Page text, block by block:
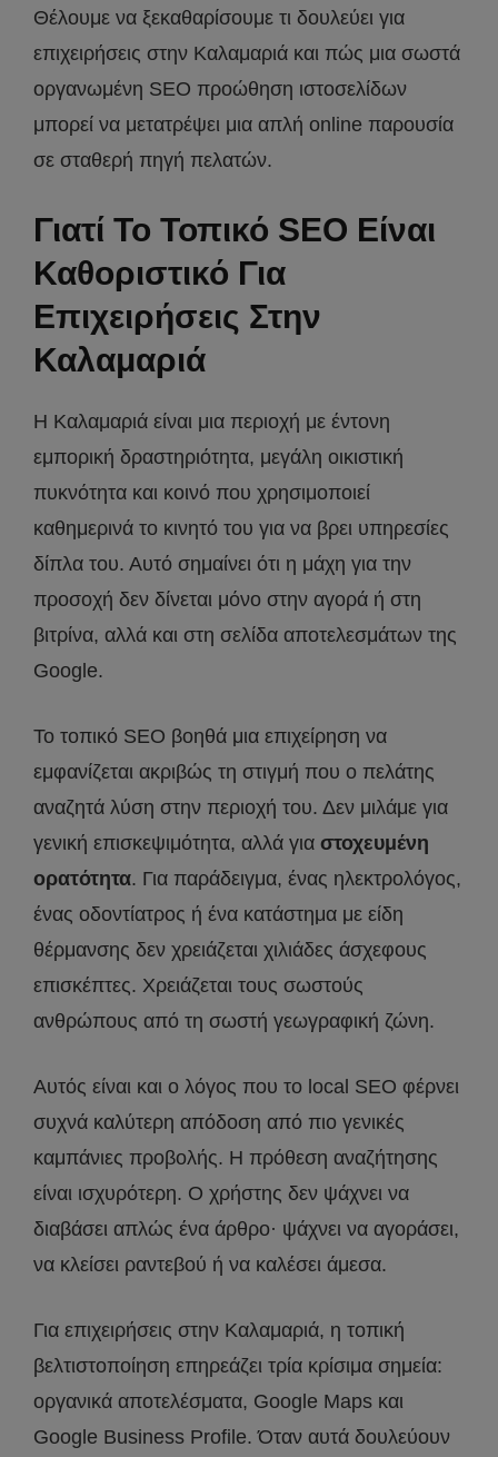
Θέλουμε να ξεκαθαρίσουμε τι δουλεύει για
επιχειρήσεις στην Καλαμαριά και πώς μια σωστά
οργανωμένη SEO προώθηση ιστοσελίδων
μπορεί να μετατρέψει μια απλή online παρουσία
σε σταθερή πηγή πελατών.
Γιατί Το Τοπικό SEO Είναι
Καθοριστικό Για
Επιχειρήσεις Στην
Καλαμαριά
Η Καλαμαριά είναι μια περιοχή με έντονη
εμπορική δραστηριότητα, μεγάλη οικιστική
πυκνότητα και κοινό που χρησιμοποιεί
καθημερινά το κινητό του για να βρει υπηρεσίες
δίπλα του. Αυτό σημαίνει ότι η μάχη για την
προσοχή δεν δίνεται μόνο στην αγορά ή στη
βιτρίνα, αλλά και στη σελίδα αποτελεσμάτων της
Google.
Το τοπικό SEO βοηθά μια επιχείρηση να
εμφανίζεται ακριβώς τη στιγμή που ο πελάτης
αναζητά λύση στην περιοχή του. Δεν μιλάμε για
γενική επισκεψιμότητα, αλλά για στοχευμένη
ορατότητα. Για παράδειγμα, ένας ηλεκτρολόγος,
ένας οδοντίατρος ή ένα κατάστημα με είδη
θέρμανσης δεν χρειάζεται χιλιάδες άσχεφους
επισκέπτες. Χρειάζεται τους σωστούς
ανθρώπους από τη σωστή γεωγραφική ζώνη.
Αυτός είναι και ο λόγος που το local SEO φέρνει
συχνά καλύτερη απόδοση από πιο γενικές
καμπάνιες προβολής. Η πρόθεση αναζήτησης
είναι ισχυρότερη. Ο χρήστης δεν ψάχνει να
διαβάσει απλώς ένα άρθρο· ψάχνει να αγοράσει,
να κλείσει ραντεβού ή να καλέσει άμεσα.
Για επιχειρήσεις στην Καλαμαριά, η τοπική
βελτιστοποίηση επηρεάζει τρία κρίσιμα σημεία:
οργανικά αποτελέσματα, Google Maps και
Google Business Profile. Όταν αυτά δουλεύουν